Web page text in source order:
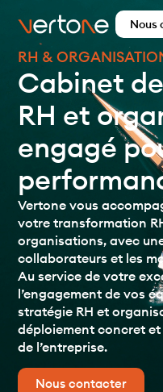
Nous
RH &
Cabinet
RH et
engagé
Vertone vous
votre transformation
organisations, avec
collaborateurs et les
Au service de votre
l’engagement de vos
stratégie RH et
déploiement concret
de l’entreprise.
Nous contacter